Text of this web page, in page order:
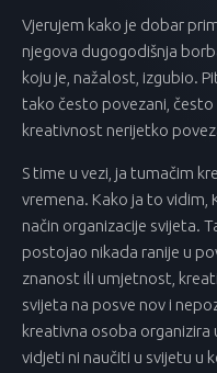
Vjerujem kako je dobar
njegova dugogodišnja
koju je, nažalost, izgubio.
tako često povezani,
kreativnost nerijetko
S time u vezi, ja tumačim
vremena. Kako ja to vidim,
način organizacije svijeta.
postojao nikada ranije u
znanost ili umjetnost,
svijeta na posve nov i
kreativna osoba organizira
vidjeti ni naučiti u svijetu u